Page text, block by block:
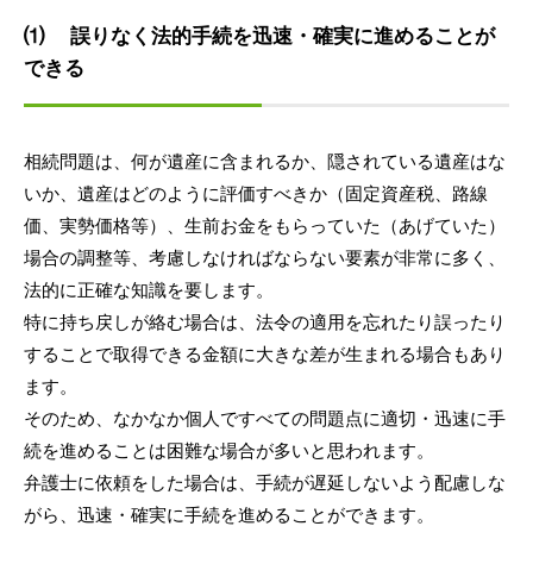
⑴ 誤りなく法的手続を迅速・確実に進めることが
できる
相続問題は、何が遺産に含まれるか、隠されている遺産はな
いか、遺産はどのように評価すべきか（固定資産税、路線
価、実勢価格等）、生前お金をもらっていた（あげていた）
場合の調整等、考慮しなければならない要素が非常に多く、
法的に正確な知識を要します。
特に持ち戻しが絡む場合は、法令の適用を忘れたり誤ったり
することで取得できる金額に大きな差が生まれる場合もあり
ます。
そのため、なかなか個人ですべての問題点に適切・迅速に手
続を進めることは困難な場合が多いと思われます。
弁護士に依頼をした場合は、手続が遅延しないよう配慮しな
がら、迅速・確実に手続を進めることができます。